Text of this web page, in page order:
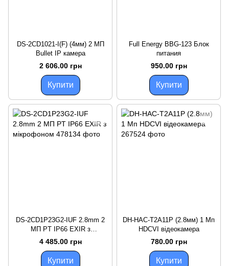
DS-2CD1021-I(F) (4мм) 2 МП
Bullet IP камера
2 606.00 грн
Купити
Full Energy BBG-123 Блок
питания
950.00 грн
Купити
DS-2CD1P23G2-IUF 2.8mm 2
МП PT IP66 EXIR з
мікрофоном
4 485.00 грн
Купити
DH-HAC-T2A11P (2.8мм) 1 Мп
HDCVI відеокамера
780.00 грн
Купити